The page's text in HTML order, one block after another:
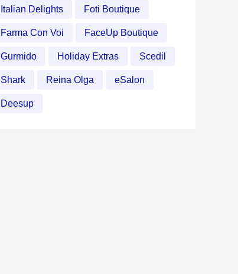
Italian Delights Foti Boutique
Farma Con Voi FaceUp Boutique
Gurmido Holiday Extras Scedil
Shark Reina Olga eSalon
Deesup